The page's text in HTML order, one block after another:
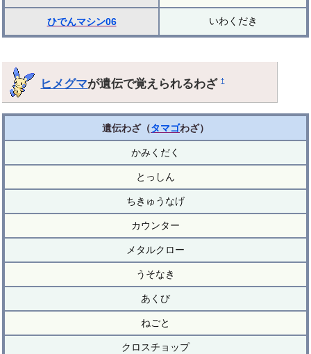
ひでんマシン06 いわくだき
ヒメグマが遺伝で覚えられるわざ†
遺伝わざ（タマゴわざ）
かみくだく
とっしん
ちきゅうなげ
カウンター
メタルクロー
うそなき
あくび
ねごと
クロスチョップ